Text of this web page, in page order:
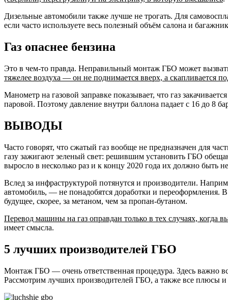
Дизельные автомобили также лучше не трогать. Для
если часто используете весь полезный объём салона и
Газ опаснее бензина
Это в чем-то правда. Неправильный монтаж ГБО может
тяжелее воздуха — он не поднимается вверх, а скапливается
Манометр на газовой заправке показывает, что газ
паровой. Поэтому давление внутри баллона падает с 16 до 8
ВЫВОДЫ
Часто говорят, что сжатый газ вообще не предназначен для
газу зажигают зеленый свет: решившим установить ГБО
выросло в несколько раз и к концу 2020 года их должно быть
Вслед за инфраструктурой потянутся и производители.
автомобиль, — не понадобятся доработки и переоформления.
будущее, скорее, за метаном, чем за пропан-бутаном.
Перевод машины на газ оправдан только в тех случаях, когда
имеет смысла.
5 лучших производителей ГБО
Монтаж ГБО — очень ответственная процедура. Здесь важно
Рассмотрим лучших производителей ГБО, а также все плюсы